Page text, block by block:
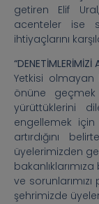
getiren Elif
acenteler ise
ihtiyaçlarını
“DENETİMLERİMİZİ
Yetkisi olmayan
önüne
yürüttüklerini
engellemek için
artırdığını
üyelerimizden
ve
şehrimizde